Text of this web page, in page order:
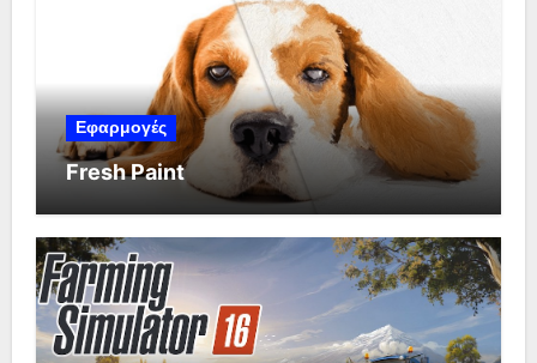
Εφαρμογές
Fresh Paint